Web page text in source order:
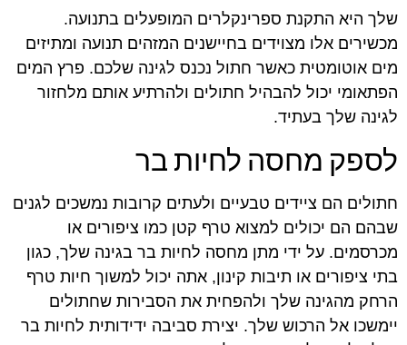
שלך היא התקנת ספרינקלרים המופעלים בתנועה.
מכשירים אלו מצוידים בחיישנים המזהים תנועה ומתיזים
מים אוטומטית כאשר חתול נכנס לגינה שלכם. פרץ המים
הפתאומי יכול להבהיל חתולים ולהרתיע אותם מלחזור
לגינה שלך בעתיד.
לספק מחסה לחיות בר
חתולים הם ציידים טבעיים ולעתים קרובות נמשכים לגנים
שבהם הם יכולים למצוא טרף קטן כמו ציפורים או
מכרסמים. על ידי מתן מחסה לחיות בר בגינה שלך, כגון
בתי ציפורים או תיבות קינון, אתה יכול למשוך חיות טרף
הרחק מהגינה שלך ולהפחית את הסבירות שחתולים
יימשכו אל הרכוש שלך. יצירת סביבה ידידותית לחיות בר